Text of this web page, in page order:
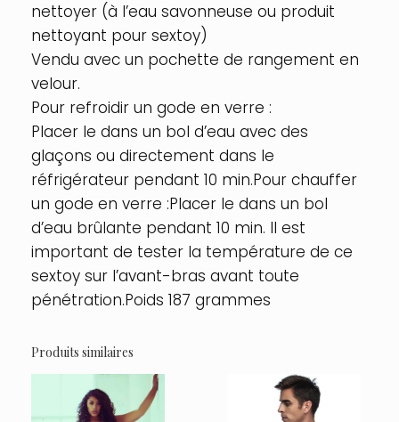
nettoyer (à l’eau savonneuse ou produit
nettoyant pour sextoy)
Vendu avec un pochette de rangement en
velour.
Pour refroidir un gode en verre :
Placer le dans un bol d’eau avec des
glaçons ou directement dans le
réfrigérateur pendant 10 min.Pour chauffer
un gode en verre :Placer le dans un bol
d’eau brûlante pendant 10 min. Il est
important de tester la température de ce
sextoy sur l’avant-bras avant toute
pénétration.Poids 187 grammes
Produits similaires